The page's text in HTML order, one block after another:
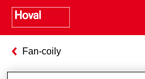
Fan-coily